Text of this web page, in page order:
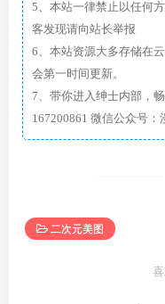
5、本站一律禁止以任何
客发现请向站长举报
6、本站资源大多存储在
会第一时间更新。
7、带你进入绅士内部，
167200861 微信公
二次元美图